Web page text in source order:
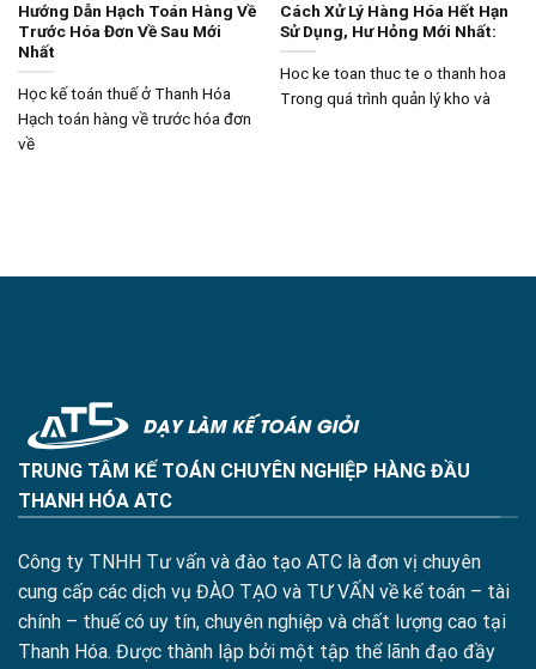
Hướng Dẫn Hạch Toán Hàng Về
Trước Hóa Đơn Về Sau Mới
Nhất
Học kế toán thuế ở Thanh Hóa
Hạch toán hàng về trước hóa đơn
về
Cách Xử Lý Hàng Hóa Hết Hạn
Sử Dụng, Hư Hỏng Mới Nhất:
Hoc ke toan thuc te o thanh hoa
Trong quá trình quản lý kho và
TRUNG TÂM KẾ TOÁN CHUYÊN NGHIỆP HÀNG ĐẦU
THANH HÓA ATC
Công ty TNHH Tư vấn và đào tạo ATC là đơn vị chuyên
cung cấp các dịch vụ ĐÀO TẠO và TƯ VẤN về kế toán – tài
chính – thuế có uy tín, chuyên nghiệp và chất lượng cao tại
Thanh Hóa. Được thành lập bởi một tập thể lãnh đạo đầy